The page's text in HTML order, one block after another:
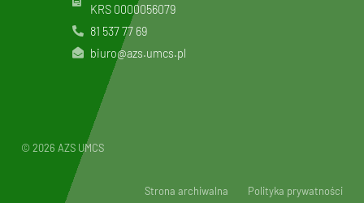
KRS 0000056079
81 537 77 69
biuro@azs.umcs.pl
© 2026 AZS UMCS
Strona archiwalna Polityka prywatności